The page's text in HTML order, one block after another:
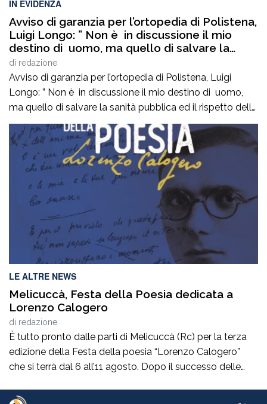
IN EVIDENZA
Avviso di garanzia per l’ortopedia di Polistena,
Luigi Longo: ” Non è in discussione il mio
destino di uomo, ma quello di salvare la
sanità pubblica ed il rispetto delle regole
democratiche. Non mancate oggi ore 19,00
via Francesco Ieraci c’è in gioco il diritto di
ognuno di noi ad essere curati gratuitamente
senza pagare nelle cliniche private”
di redazione
Avviso di garanzia per l’ortopedia di Polistena, Luigi
Longo: ” Non è in discussione il mio destino di uomo,
ma quello di salvare la sanità pubblica ed il rispetto delle
regole democratiche. Non mancate oggi ore 19,00 via
Francesco Ieraci c’è in gioco il diritto di ognuno di noi ad
essere curati gratuitamente senza pagare […]
LE ALTRE NEWS
Melicuccà, Festa della Poesia dedicata a
Lorenzo Calogero
di redazione
È tutto pronto dalle parti di Melicuccà (Rc) per la terza
edizione della Festa della poesia “Lorenzo Calogero”
che si terrà dal 6 all’11 agosto. Dopo il successo delle
portato nell’entroterra calabrese autorevoli protagonisti